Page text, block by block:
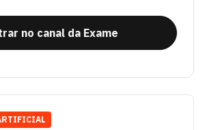
no canal da Exame